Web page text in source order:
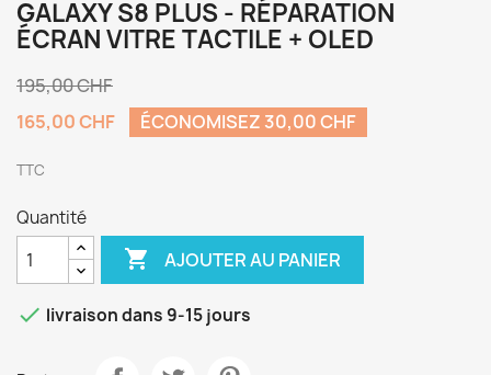
GALAXY S8 PLUS - RÉPARATION
ÉCRAN VITRE TACTILE + OLED
195,00 CHF
165,00 CHF
ÉCONOMISEZ 30,00 CHF
TTC
Quantité
 AJOUTER AU PANIER
 livraison dans 9-15 jours